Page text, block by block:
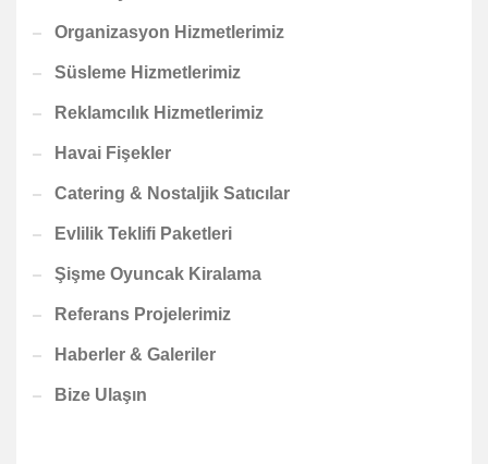
Organizasyon Hizmetlerimiz
Süsleme Hizmetlerimiz
Reklamcılık Hizmetlerimiz
Havai Fişekler
Catering & Nostaljik Satıcılar
Evlilik Teklifi Paketleri
Şişme Oyuncak Kiralama
Referans Projelerimiz
Haberler & Galeriler
Bize Ulaşın